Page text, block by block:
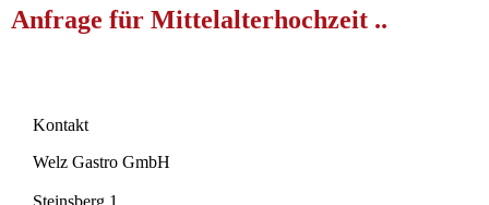
Anfrage für Mittelalterhochzeit ..
Kontakt
Welz Gastro GmbH